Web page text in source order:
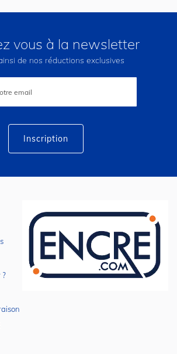
vous à la newsletter
de nos réductions exclusives
Inscription
?